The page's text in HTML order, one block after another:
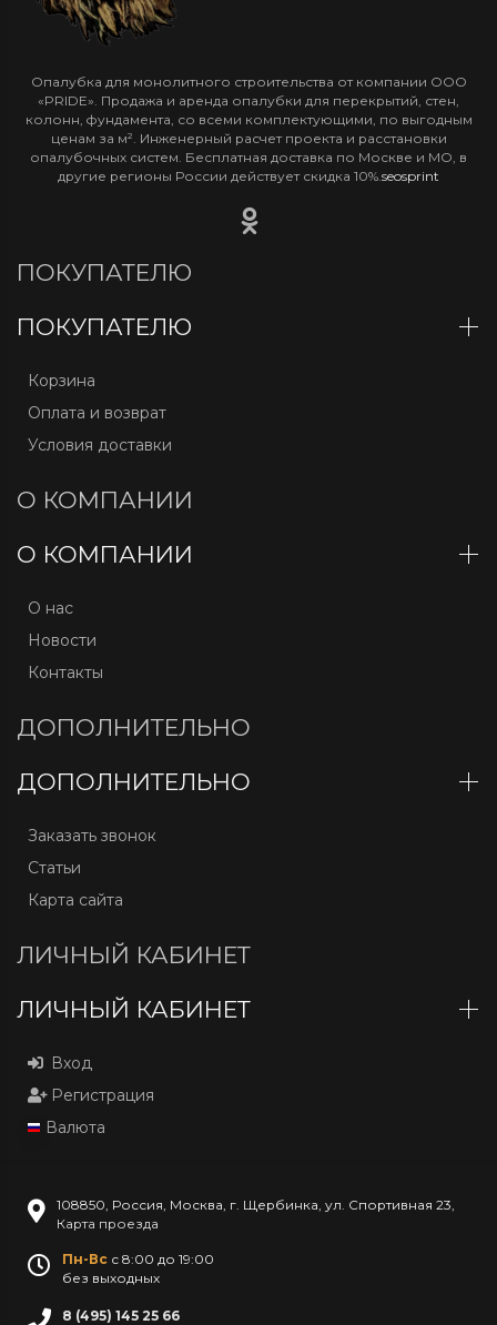
Опалубка для монолитного строительства от компании ООО
«PRIDE». Продажа и аренда опалубки для перекрытий, стен,
колонн, фундамента, со всеми комплектующими, по выгодным
ценам за м². Инженерный расчет проекта и расстановки
опалубочных систем. Бесплатная доставка по Москве и МО, в
другие регионы России действует скидка 10%. seosprint
ПОКУПАТЕЛЮ
ПОКУПАТЕЛЮ
Корзина
Оплата и возврат
Условия доставки
О КОМПАНИИ
О КОМПАНИИ
О нас
Новости
Контакты
ДОПОЛНИТЕЛЬНО
ДОПОЛНИТЕЛЬНО
Заказать звонок
Статьи
Карта сайта
ЛИЧНЫЙ КАБИНЕТ
ЛИЧНЫЙ КАБИНЕТ
Вход
Регистрация
Валюта
108850, Россия, Москва, г. Щербинка, ул. Спортивная 23,
Карта проезда
Пн-Вс с 8:00 до 19:00
без выходных
8 (495) 145 25 66